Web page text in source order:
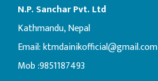
N.P. Sanchar Pvt. Ltd
Kathmandu, Nepal
Email:ktmdainikofficial@gmail.com
Mob :9851187493